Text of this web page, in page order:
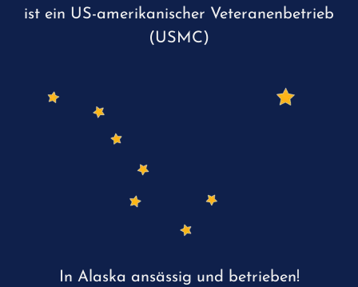
ist ein US-amerikanischer Veteranenbetrieb
(USMC)
In Alaska ansässig und betrieben!